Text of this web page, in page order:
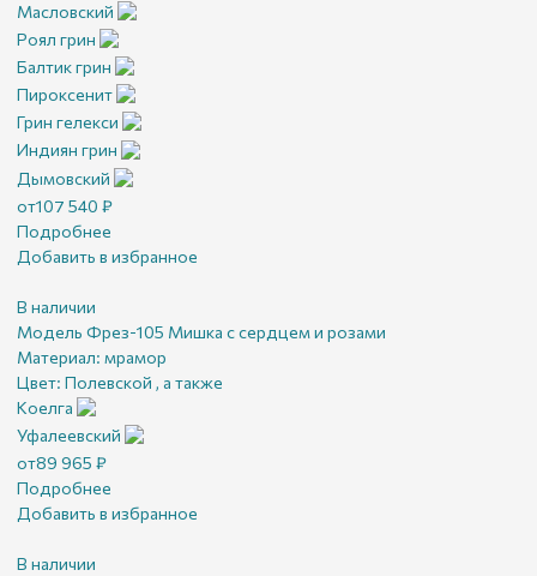
Масловский
Роял грин
Балтик грин
Пироксенит
Грин гелекси
Индиян грин
Дымовский
от107 540 ₽
Подробнее
Добавить в избранное
В наличии
Модель Фрез-105 Мишка с сердцем и розами
Материал: мрамор
Цвет: Полевской , а также
Коелга
Уфалеевский
от89 965 ₽
Подробнее
Добавить в избранное
В наличии